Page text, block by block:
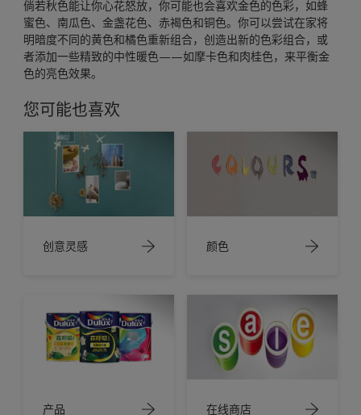
倘若秋色能让你心花怒放，你可能也会喜欢金色的色彩，如蜂
蜜色、南瓜色、金盏花色、赤褐色和铜色。你可以尝试在家将
明暗度不同的黄色和橘色重新组合，创造出新的色彩组合，或
者添加一些精致的中性暖色——如摩卡色和肉桂色，来平衡金
色的亮色效果。
您可能也喜欢
创意灵感 颜色
产品 在线商店